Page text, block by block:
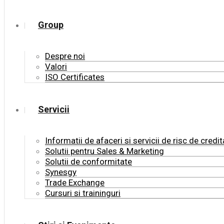
Group
Despre noi
Valori
ISO Certificates
Servicii
Informatii de afaceri si servicii de risc de
Solutii pentru Sales & Marketing
Solutii de conformitate
Synesgy
Trade Exchange
Cursuri si traininguri